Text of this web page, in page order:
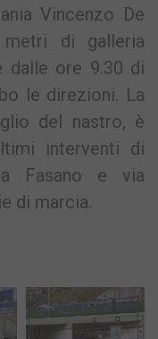
Vincenzo De
di galleria
dalle ore 9.30 di
le direzioni. La
del nastro, è
interventi di
Fasano e via
di marcia.